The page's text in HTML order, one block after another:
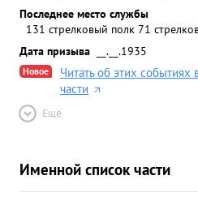
Последнее место службы
131 стрелковый полк 71
Дата призыва
__.__.1935
Новое
Читать об этих
части
Ещё
Именной список части